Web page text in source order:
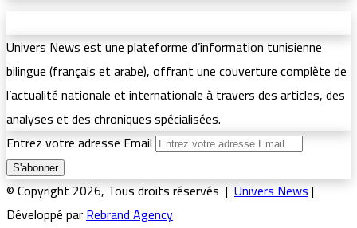
Univers News est une plateforme d’information tunisienne
bilingue (français et arabe), offrant une couverture complète de
l’actualité nationale et internationale à travers des articles, des
analyses et des chroniques spécialisées.
Entrez votre adresse Email
© Copyright 2026, Tous droits réservés |Univers News|
Développé parRebrand Agency